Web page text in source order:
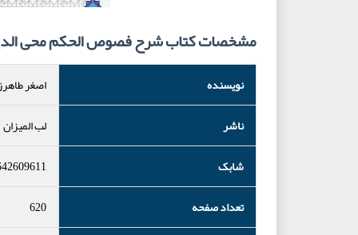
مشخصات کتاب شرح فصوص الحکم محی
نویسنده
اصغر
ناشر
لب المیزان
شابک
تعداد صفحه
620